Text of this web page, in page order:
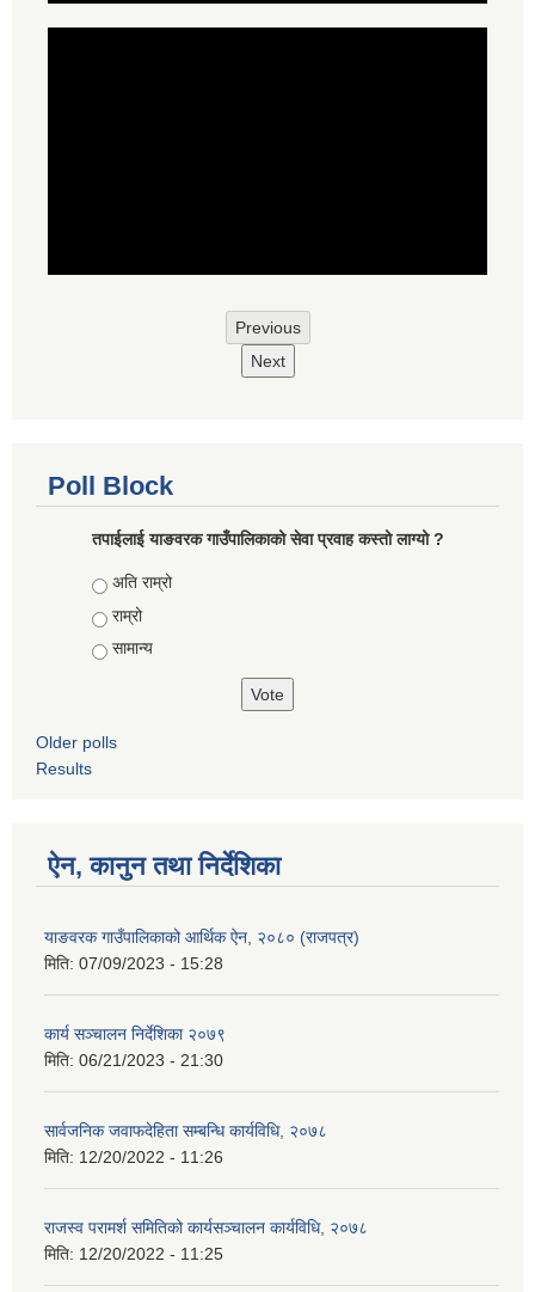
Previous
Next
Poll Block
तपाईलाई याङवरक गाउँपालिकाको सेवा प्रवाह कस्तो लाग्यो ?
Choices
अति राम्रो
राम्रो
सामान्य
Older polls
Results
ऐन, कानुन तथा निर्देशिका
याङवरक गाउँपालिकाको आर्थिक ऐन, २०८० (राजपत्र)
मिति: 07/09/2023 - 15:28
कार्य सञ्चालन निर्देशिका २०७९
मिति: 06/21/2023 - 21:30
सार्वजनिक जवाफदेहिता सम्बन्धि कार्यविधि, २०७८
मिति: 12/20/2022 - 11:26
राजस्व परामर्श समितिको कार्यसञ्चालन कार्यविधि, २०७८
मिति: 12/20/2022 - 11:25